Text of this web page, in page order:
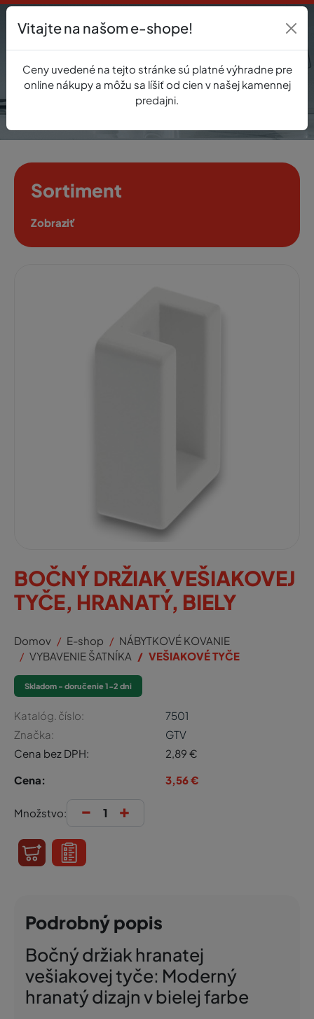
0
Sortiment
Zobraziť
BOČNÝ DRŽIAK VEŠIAKOVEJ
TYČE, HRANATÝ, BIELY
Domov E-shop
NÁBYTKOVÉ KOVANIE
VYBAVENIE ŠATNÍKA
VEŠIAKOVÉ TYČE
Skladom - doručenie 1-2 dni
Katalóg. číslo:
7501
Značka:
GTV
Cena bez DPH:
2,89 €
Cena:
3,56€
Množstvo: - +
Podrobný popis
Bočný držiak hranatej
vešiakovej tyče: Moderný
hranatý dizajn v bielej farbe
Vitajte na našom e-shope!
Ceny uvedené na tejto stránke sú platné výhradne pre
online nákupy a môžu sa líšiť od cien v našej kamennej
predajni.